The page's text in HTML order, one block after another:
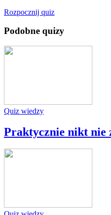
Rozpocznij quiz
Podobne quizy
Quiz wiedzy
Praktycznie nikt nie